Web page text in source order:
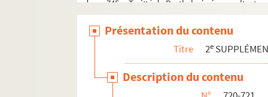
745. « Traitté de Barthole, iurisconsulte,
749. Les antiquités d'Arles, par A.-L.
Présentation du contenu
Titre 2e
Description du contenu